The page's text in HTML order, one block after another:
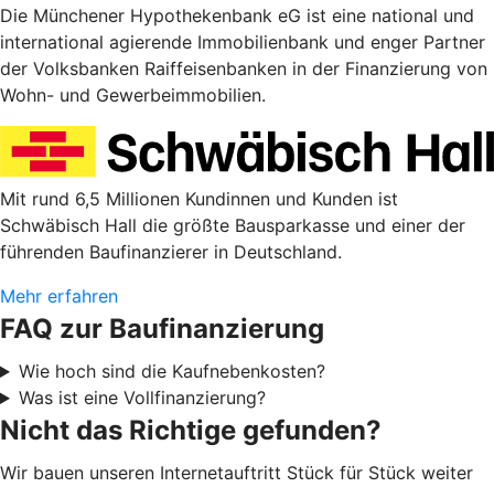
Die Münchener Hypothekenbank eG ist eine national und
international agierende Immobilienbank und enger Partner
der Volksbanken Raiffeisenbanken in der Finanzierung von
Wohn- und Gewerbeimmobilien.
Mit rund 6,5 Millionen Kundinnen und Kunden ist
Schwäbisch Hall die größte Bausparkasse und einer der
führenden Baufinanzierer in Deutschland.
Mehr erfahren
FAQ zur Baufinanzierung
Wie hoch sind die Kaufnebenkosten?
Was ist eine Vollfinanzierung?
Nicht das Richtige gefunden?
Wir bauen unseren Internetauftritt Stück für Stück weiter